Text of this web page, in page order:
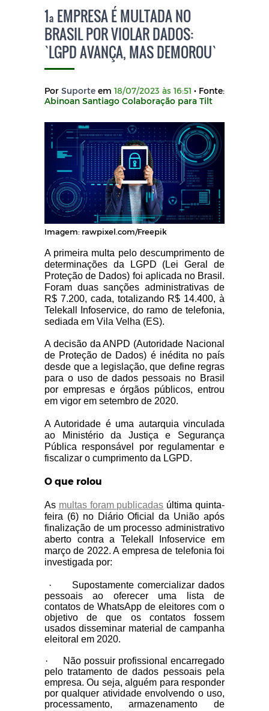
1ª EMPRESA É MULTADA NO
BRASIL POR VIOLAR DADOS:
`LGPD AVANÇA, MAS DEMOROU`
Por Suporte em 18/07/2023 às 16:51 • Fonte:
Abinoan Santiago Colaboração para Tilt
Imagem: rawpixel.com/Freepik
A primeira multa pelo descumprimento de
determinações da LGPD (Lei Geral de
Proteção de Dados) foi aplicada no Brasil.
Foram duas sanções administrativas de
R$ 7.200, cada, totalizando R$ 14.400, à
Telekall Infoservice, do ramo de telefonia,
sediada em Vila Velha (ES).
A decisão da ANPD (Autoridade Nacional
de Proteção de Dados) é inédita no país
desde que a legislação, que define regras
para o uso de dados pessoais no Brasil
por empresas e órgãos públicos, entrou
em vigor em setembro de 2020.
A Autoridade é uma autarquia vinculada
ao Ministério da Justiça e Segurança
Pública responsável por regulamentar e
fiscalizar o cumprimento da LGPD.
O que rolou
As multas foram publicadas última quinta-
feira (6) no Diário Oficial da União após
finalização de um processo administrativo
aberto contra a Telekall Infoservice em
março de 2022. A empresa de telefonia foi
investigada por:
·
Supostamente comercializar dados
pessoais ao oferecer uma lista de
contatos de WhatsApp de eleitores com o
objetivo de que os contatos fossem
usados disseminar material de campanha
eleitoral em 2020.
·
Não possuir profissional encarregado
pelo tratamento de dados pessoais pela
empresa. Ou seja, alguém para responder
por qualquer atividade envolvendo o uso,
processamento, armazenamento de